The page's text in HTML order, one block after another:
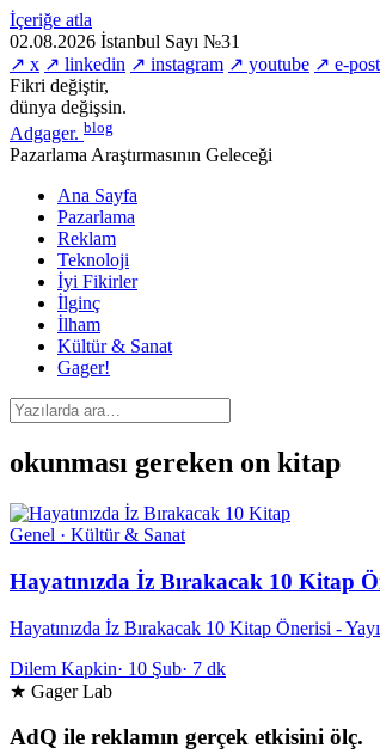
İçeriğe atla
02.08.2026 İstanbul Sayı №31
↗ x ↗ linkedin ↗ instagram ↗ youtube ↗ e-
Fikri değiştir,
dünya değişsin.
Adgager. blog
Pazarlama Araştırmasının Geleceği
Ana Sayfa
Pazarlama
Reklam
Teknoloji
İyi Fikirler
İlginç
İlham
Kültür & Sanat
Gager!
okunması gereken on kitap
Genel · Kültür & Sanat
Hayatınızda İz Bırakacak 10 Kitap
Hayatınızda İz Bırakacak 10 Kitap Önerisi -
Dilem Kapkin· 10 Şub· 7 dk
★ Gager Lab
AdQ ile reklamın gerçek etkisini ölç.